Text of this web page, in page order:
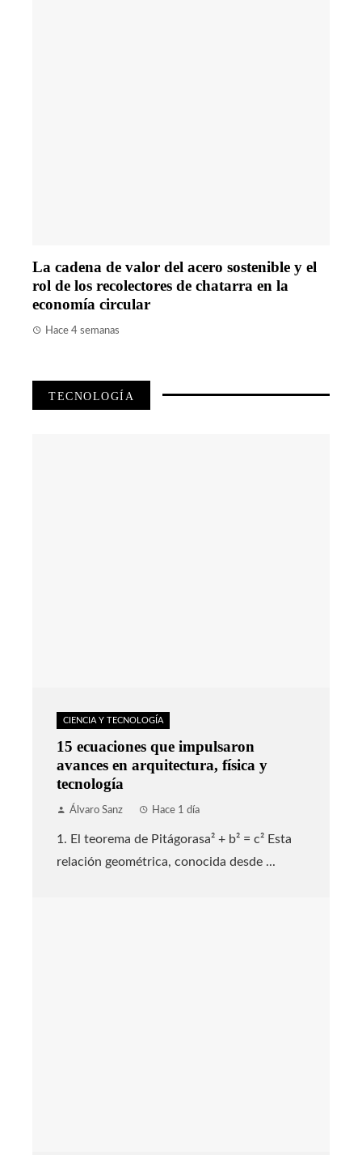
La cadena de valor del acero sostenible y el
rol de los recolectores de chatarra en la
economía circular
Hace 4 semanas
TECNOLOGÍA
CIENCIA Y TECNOLOGÍA
15 ecuaciones que impulsaron
avances en arquitectura, física y
tecnología
Álvaro Sanz Hace 1 día
1. El teorema de Pitágorasa² + b² = c² Esta
relación geométrica, conocida desde ...